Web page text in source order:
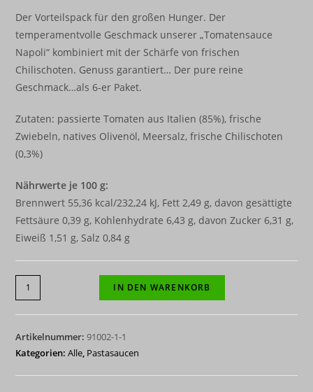
Der Vorteilspack für den großen Hunger. Der
temperamentvolle Geschmack unserer „Tomatensauce
Napoli“ kombiniert mit der Schärfe von frischen
Chilischoten. Genuss garantiert… Der pure reine
Geschmack…als 6-er Paket.
Zutaten: passierte Tomaten aus Italien (85%), frische
Zwiebeln, natives Olivenöl, Meersalz, frische Chilischoten
(0,3%)
Nährwerte je 100 g:
Brennwert 55,36 kcal/232,24 kJ, Fett 2,49 g, davon gesättigte
Fettsäure 0,39 g, Kohlenhydrate 6,43 g, davon Zucker 6,31 g,
Eiweiß 1,51 g, Salz 0,84 g
er
Paket
Tomatensauce
Arrabiata
IN DEN WARENKORB
Artikelnummer:91002-1-1
Kategorien:Alle, Pastasaucen